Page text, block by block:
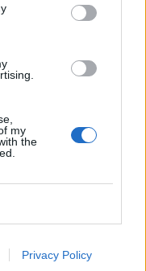
my
the
Privacy Policy